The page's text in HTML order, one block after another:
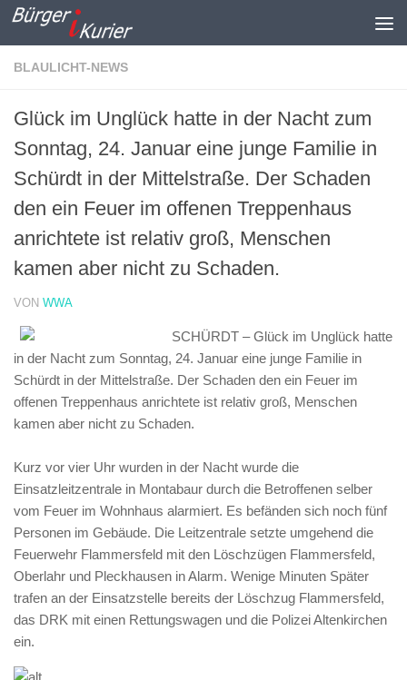
Zum Inhalt springen
BLAULICHT-NEWS
Glück im Unglück hatte in der Nacht zum
Sonntag, 24. Januar eine junge Familie in
Schürdt in der Mittelstraße. Der Schaden
den ein Feuer im offenen Treppenhaus
anrichtete ist relativ groß, Menschen
kamen aber nicht zu Schaden.
VON WWA
SCHÜRDT – Glück im Unglück hatte
in der Nacht zum Sonntag, 24. Januar eine junge Familie in
Schürdt in der Mittelstraße. Der Schaden den ein Feuer im
offenen Treppenhaus anrichtete ist relativ groß, Menschen
kamen aber nicht zu Schaden.
Kurz vor vier Uhr wurden in der Nacht wurde die
Einsatzleitzentrale in Montabaur durch die Betroffenen selber
vom Feuer im Wohnhaus alarmiert. Es befänden sich noch fünf
Personen im Gebäude. Die Leitzentrale setzte umgehend die
Feuerwehr Flammersfeld mit den Löschzügen Flammersfeld,
Oberlahr und Pleckhausen in Alarm. Wenige Minuten Später
trafen an der Einsatzstelle bereits der Löschzug Flammersfeld,
das DRK mit einen Rettungswagen und die Polizei Altenkirchen
ein.